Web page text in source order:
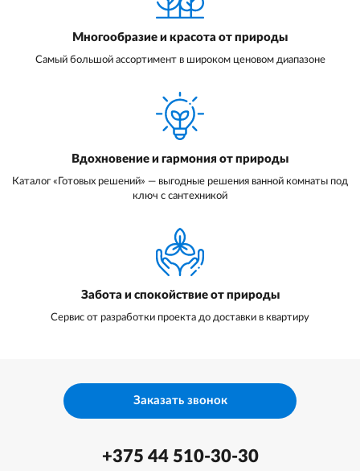
Многообразие и красота от природы
Самый большой ассортимент в широком ценовом диапазоне
Вдохновение и гармония от природы
Каталог «Готовых решений» — выгодные решения ванной комнаты под
ключ с сантехникой
Забота и спокойствие от природы
Сервис от разработки проекта до доставки в квартиру
+375 44 510-30-30
Заказать звонок